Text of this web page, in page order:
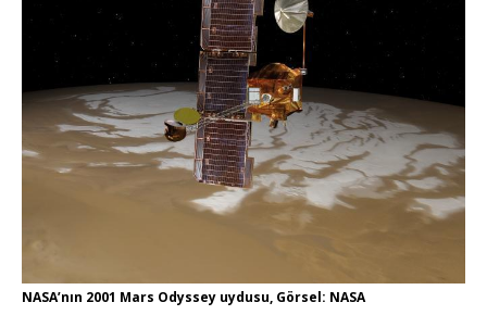
NASA’nın 2001 Mars Odyssey uydusu, Görsel: NASA